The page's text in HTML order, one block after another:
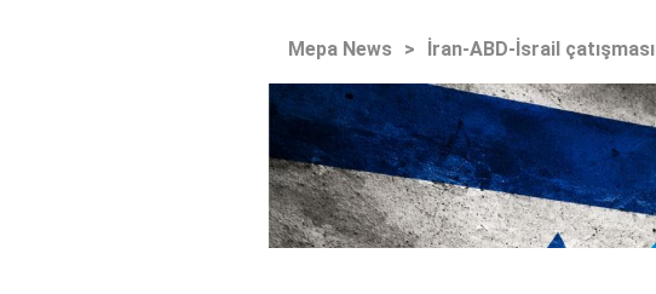
Mepa News > İran-ABD-İsrail çatışması